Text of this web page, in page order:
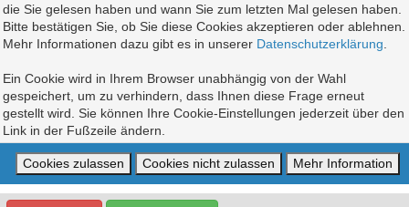
die Sie gelesen haben und wann Sie zum letzten Mal gelesen haben.
Bitte bestätigen Sie, ob Sie diese Cookies akzeptieren oder ablehnen.
Mehr Informationen dazu gibt es in unserer Datenschutzerklärung
Ein Cookie wird in Ihrem Browser unabhängig von der Wahl
gespeichert, um zu verhindern, dass Ihnen diese Frage erneut
gestellt wird. Sie können Ihre Cookie-Einstellungen jederzeit über den
Link in der Fußzeile ändern.